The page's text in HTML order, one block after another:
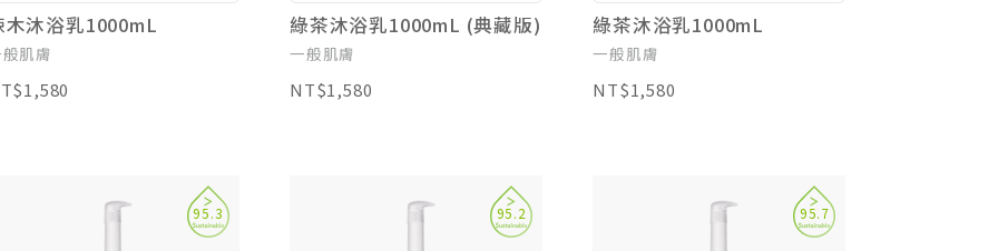
木沐浴乳1000mL
肌膚
綠茶沐浴乳1000mL (典藏版)
一般肌膚
NT$1,580
綠茶沐浴乳1000mL
一般肌膚
NT$1,580
95.3 95.2 95.7